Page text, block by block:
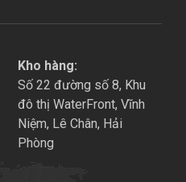
Kho hàng:
Số 22 đường số 8, Khu
đô thị WaterFront, Vĩnh
Niệm, Lê Chân, Hải
Phòng